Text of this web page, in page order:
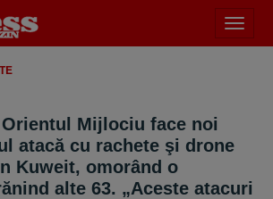
meniu
Mijlociu face noi
atacă cu rachete şi drone
Kuweit, omorând o
alte 63. „Aceste atacuri